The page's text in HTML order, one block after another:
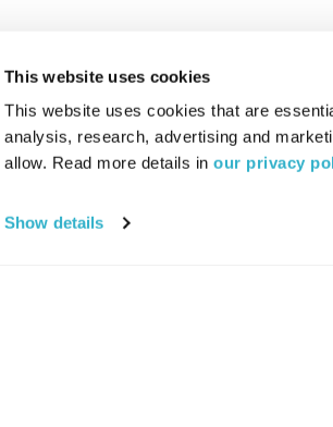
This website uses cookies
This website uses cookies that are
analysis, research, advertising and
allow. Read more details in our privacy
Show details